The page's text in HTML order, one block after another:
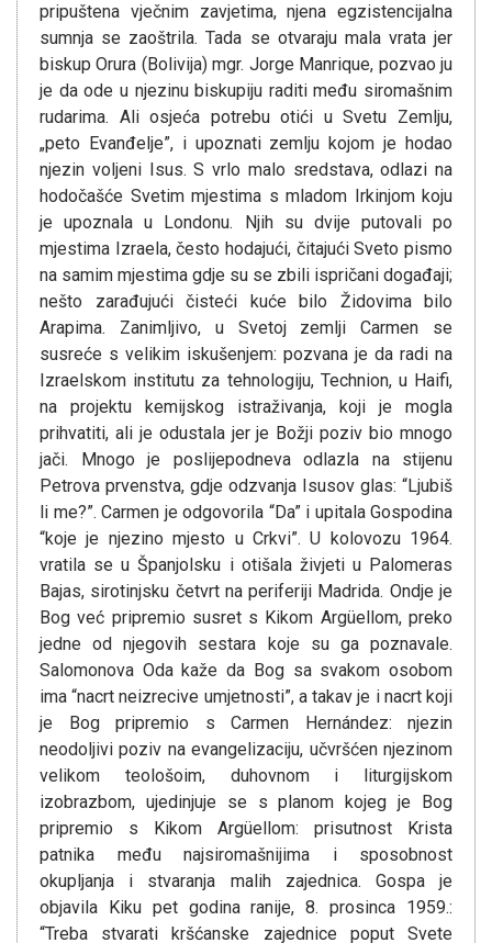
pripuštena vječnim zavjetima, njena egzistencijalna
sumnja se zaoštrila. Tada se otvaraju mala vrata jer
biskup Orura (Bolivija) mgr. Jorge Manrique, pozvao ju
je da ode u njezinu biskupiju raditi među siromašnim
rudarima. Ali osjeća potrebu otići u Svetu Zemlju,
„peto Evanđelje”, i upoznati zemlju kojom je hodao
njezin voljeni Isus. S vrlo malo sredstava, odlazi na
hodočašće Svetim mjestima s mladom Irkinjom koju
je upoznala u Londonu. Njih su dvije putovali po
mjestima Izraela, često hodajući, čitajući Sveto pismo
na samim mjestima gdje su se zbili ispričani događaji;
nešto zarađujući čisteći kuće bilo Židovima bilo
Arapima. Zanimljivo, u Svetoj zemlji Carmen se
susreće s velikim iskušenjem: pozvana je da radi na
Izraelskom institutu za tehnologiju, Technion, u Haifi,
na projektu kemijskog istraživanja, koji je mogla
prihvatiti, ali je odustala jer je Božji poziv bio mnogo
jači. Mnogo je poslijepodneva odlazla na stijenu
Petrova prvenstva, gdje odzvanja Isusov glas: “Ljubiš
li me?”. Carmen je odgovorila “Da” i upitala Gospodina
“koje je njezino mjesto u Crkvi”. U kolovozu 1964.
vratila se u Španjolsku i otišala živjeti u Palomeras
Bajas, sirotinjsku četvrt na periferiji Madrida. Ondje je
Bog već pripremio susret s Kikom Argüellom, preko
jedne od njegovih sestara koje su ga poznavale.
Salomonova Oda kaže da Bog sa svakom osobom
ima “nacrt neizrecive umjetnosti”, a takav je i nacrt koji
je Bog pripremio s Carmen Hernández: njezin
neodoljivi poziv na evangelizaciju, učvršćen njezinom
velikom teološoim, duhovnom i liturgijskom
izobrazbom, ujedinjuje se s planom kojeg je Bog
pripremio s Kikom Argüellom: prisutnost Krista
patnika među najsiromašnijima i sposobnost
okupljanja i stvaranja malih zajednica. Gospa je
objavila Kiku pet godina ranije, 8. prosinca 1959.:
“Treba stvarati kršćanske zajednice poput Svete